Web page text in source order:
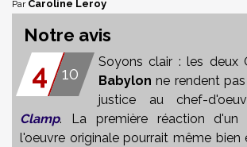
Par Caroline Leroy
Notre avis
4 10
Soyons clair : les deux
Babylon ne rendent
justice au chef-
Clamp. La première réaction d'un
l'oeuvre originale pourrait même bien